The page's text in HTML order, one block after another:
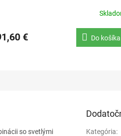
€ Do košíka
so svetlými
Kategória: